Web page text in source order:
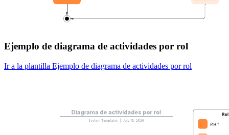
Ejemplo de diagrama de actividades por rol
Ir a la plantilla Ejemplo de diagrama de actividades por rol